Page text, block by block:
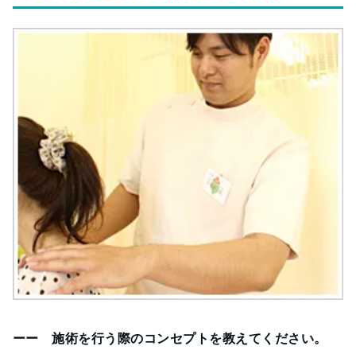
ーー 施術を行う際のコンセプトを教えてください。